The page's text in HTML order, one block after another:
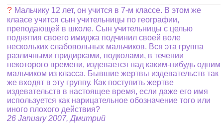
? Мальчику 12 лет, он учится в 7-м классе. В этом же
клаасе учится сын учительницы по географии,
преподающей в школе. Сын учительницы с целью
поднятия своего имиджа подчинил своей воле
нескольких слабовольных мальчиков. Вся эта группа
различными придирками, подколами, в течении
некоторого времени, издевается над каким-нибудь одним
мальчиком из класса. Бывшие жертвы издевательств так
же входят в эту группу. Как поступить жертве
издевательств в настоящее время, если даже его имя
используется как нарицательное обозначение того или
иного плохого действия?
26 January 2007, Дмитрий